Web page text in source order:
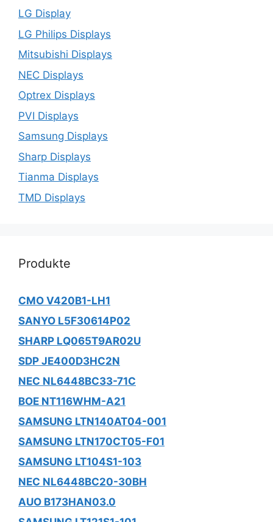
LG Display
LG Philips Displays
Mitsubishi Displays
NEC Displays
Optrex Displays
PVI Displays
Samsung Displays
Sharp Displays
Tianma Displays
TMD Displays
Produkte
CMO V420B1-LH1
SANYO L5F30614P02
SHARP LQ065T9AR02U
SDP JE400D3HC2N
NEC NL6448BC33-71C
BOE NT116WHM-A21
SAMSUNG LTN140AT04-001
SAMSUNG LTN170CT05-F01
SAMSUNG LT104S1-103
NEC NL6448BC20-30BH
AUO B173HAN03.0